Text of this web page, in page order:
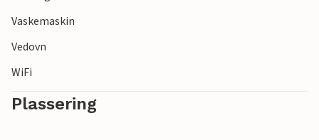
Vaskemaskin
Vedovn
WiFi
Plassering